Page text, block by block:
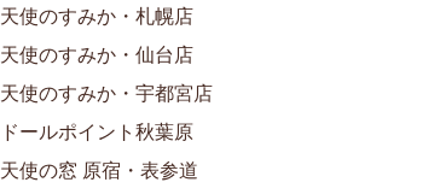
天使のすみか・札幌店
天使のすみか・仙台店
天使のすみか・宇都宮店
ドールポイント秋葉原
天使の窓 原宿・表参道